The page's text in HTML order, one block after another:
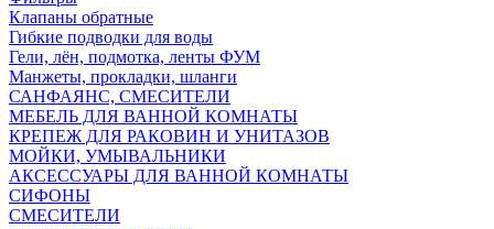
Клапаны обратные
Гибкие подводки для воды
Гели, лён, подмотка, ленты ФУМ
Манжеты, прокладки, шланги
САНФАЯНС, СМЕСИТЕЛИ
МЕБЕЛЬ ДЛЯ ВАННОЙ КОМНАТЫ
КРЕПЕЖ ДЛЯ РАКОВИН И УНИТАЗОВ
МОЙКИ, УМЫВАЛЬНИКИ
АКСЕССУАРЫ ДЛЯ ВАННОЙ КОМНАТЫ
СИФОНЫ
СМЕСИТЕЛИ